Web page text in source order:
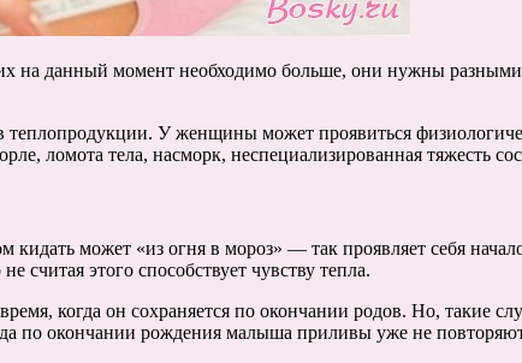
на данный момент необходимо больше, они нужны
У женщины может проявиться
ломота тела, насморк, неспециализированная тяжесть
может «из огня в мороз» — так проявляет себя
считая этого способствует чувству тепла.
когда он сохраняется по окончании родов. Но, такие
по окончании рождения малыша приливы уже не